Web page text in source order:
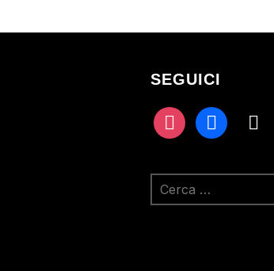
SEGUICI
instagramfacebook
Ricerca
per: